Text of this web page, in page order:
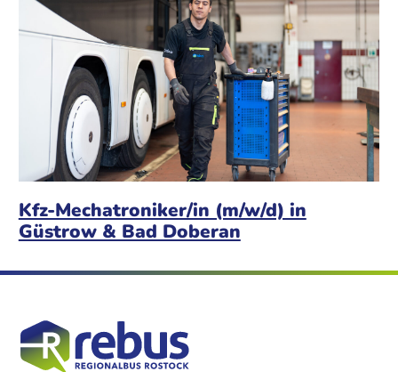
Kfz-Mechatroniker/in (m/w/d) in
Güstrow & Bad Doberan